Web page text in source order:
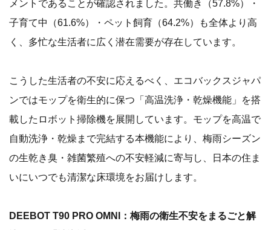
メントであることが確認されました。共働き（57.8%）・
子育て中（61.6%）・ペット飼育（64.2%）も全体より高
く、多忙な生活者に広く潜在需要が存在しています。
こうした生活者の不安に応えるべく、エコバックスジャパ
ンではモップを衛生的に保つ「高温洗浄・乾燥機能」を搭
載したロボット掃除機を展開しています。モップを高温で
自動洗浄・乾燥まで完結する本機能により、梅雨シーズン
の生乾き臭・雑菌繁殖への不安軽減に寄与し、日本の住ま
いにいつでも清潔な床環境をお届けします。
DEEBOT T90 PRO OMNI：梅雨の衛生不安をまるごと解